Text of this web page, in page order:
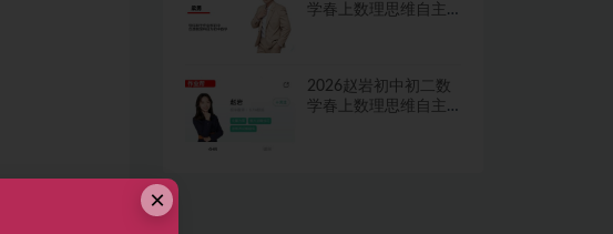
学春上数理思维自主
2026赵岩初中初二数
学春上数理思维自主
×